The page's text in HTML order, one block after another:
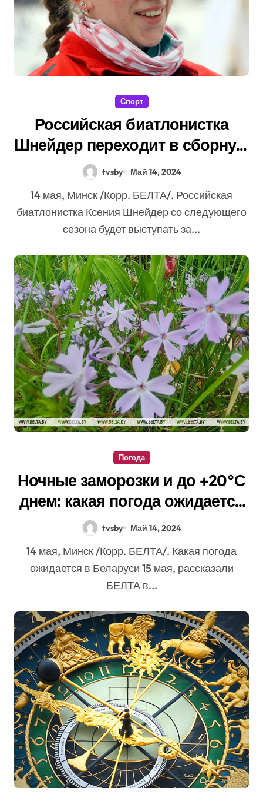
Спорт
Российская биатлонистка
Шнейдер переходит в сборную
Беларуси
tvsby Май 14, 2024
14 мая, Минск /Корр. БЕЛТА/. Российская
биатлонистка Ксения Шнейдер со следующего
сезона будет выступать за...
Погода
Ночные заморозки и до +20°С
днем: какая погода ожидается
в Беларуси 15 мая
tvsby Май 14, 2024
14 мая, Минск /Корр. БЕЛТА/. Какая погода
ожидается в Беларуси 15 мая, рассказали
БЕЛТА в...